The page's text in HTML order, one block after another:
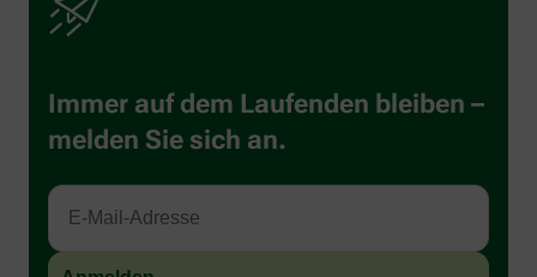
Immer auf dem Laufenden bleiben –
melden Sie sich an.